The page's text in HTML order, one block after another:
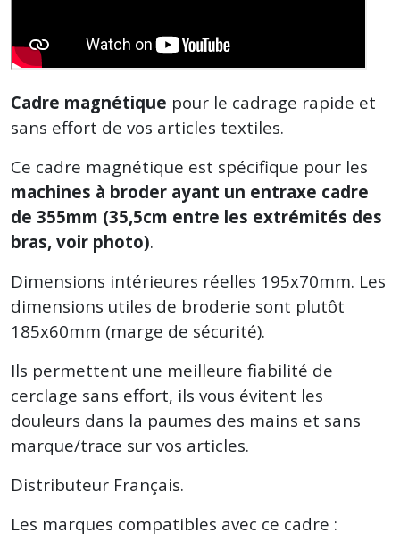
Cadre magnétique pour le cadrage rapide et
sans effort de vos articles textiles.
Ce cadre magnétique est spécifique pour les
machines à broder ayant un entraxe cadre
de 355mm (35,5cm entre les extrémités des
bras, voir photo).
Dimensions intérieures réelles 195x70mm. Les
dimensions utiles de broderie sont plutôt
185x60mm (marge de sécurité).
Ils permettent une meilleure fiabilité de
cerclage sans effort, ils vous évitent les
douleurs dans la paumes des mains et sans
marque/trace sur vos articles.
Distributeur Français.
Les marques compatibles avec ce cadre :